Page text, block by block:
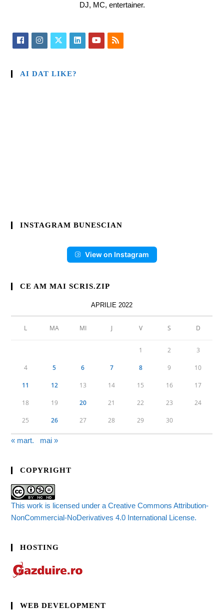
DJ, MC, entertainer.
AI DAT LIKE?
INSTAGRAM BUNESCIAN
View on Instagram
CE AM MAI SCRIS.ZIP
APRILIE 2022
L MA MI J V S D
1 2 3
4 5 6 7 8 9 10
11 12 13 14 15 16 17
18 19 20 21 22 23 24
25 26 27 28 29 30
« mart. mai »
COPYRIGHT
This work is licensed under a Creative Commons Attribution-
NonCommercial-NoDerivatives 4.0 International License.
HOSTING
WEB DEVELOPMENT